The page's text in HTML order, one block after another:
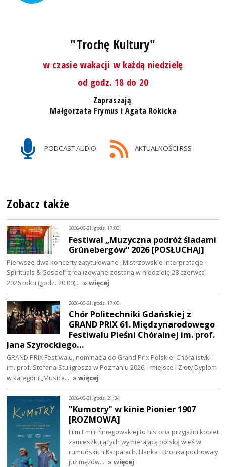
"Trochę Kultury"
w czasie wakacji w każdą niedzielę
od godz. 18 do 20
Zapraszają
Małgorzata Frymus i Agata Rokicka
PODCAST AUDIO AKTUALNOŚCI RSS
Zobacz także
2026-06-21, godz. 17:00
Festiwal „Muzyczna podróż śladami
Grünebergów” 2026 [POSŁUCHAJ]
Pierwsze dwa koncerty zatytułowane „Mistrzowskie interpretacje
Spirituals & Gospel” zrealizowane zostaną w niedzielę 28 czerwca
2026 roku (godz. 20.00)… » więcej
2026-06-21, godz. 17:00
Chór Politechniki Gdańskiej z
GRAND PRIX 61. Międzynarodowego
Festiwalu Pieśni Chóralnej im. prof.
Jana Szyrockiego…
GRAND PRIX Festiwalu, nominacja do Grand Prix Polskiej Chóralistyki
im. prof. Stefana Stuligrosza w Poznaniu 2026, I miejsce i Złoty Dyplom
w kategorii „Musica… » więcej
2026-06-21, godz. 21:34
"Kumotry" w kinie Pionier 1907
[ROZMOWA]
Film Emilii Śniegowskiej to historia przyjaźni kobiet
zamieszkujących wymierającą polską wieś w
rumuńskich Karpatach. Hanka i Bronka pochowały
już mężów… » więcej